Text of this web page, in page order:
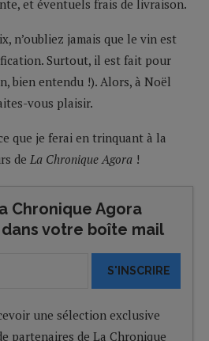
et éventuels frais de livraison.
n’oubliez jamais que le vin est
Surtout, il est fait pour
bien entendu !). Alors, à Noël
vous plaisir.
que je ferai en trinquant à la
de La Chronique Agora !
Chronique Agora
votre boîte mail
S'INSCRIRE
une sélection exclusive
partenaires de La Chronique